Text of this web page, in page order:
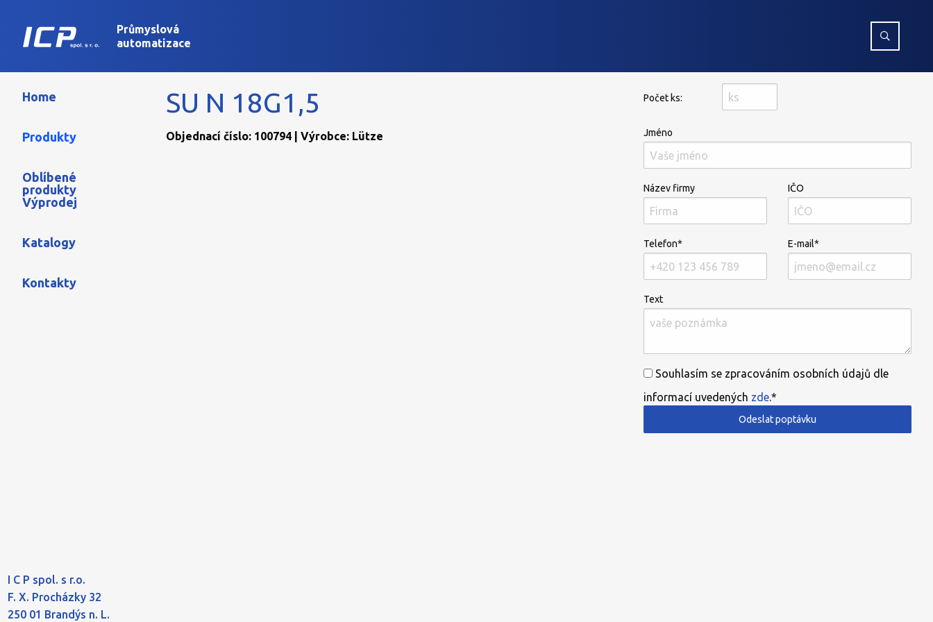
Průmyslová
automatizace
Home
Produkty
Oblíbené
produkty
Výprodej
Katalogy
Kontakty
I C P spol. s r.o.
F. X. Procházky 32
250 01 Brandýs n. L.
SU N 18G1,5
Objednací číslo: 100794 | Výrobce: Lütze
Počet ks:
Jméno
Název firmy IČO
Telefon* E-mail*
Text
Souhlasím se zpracováním osobních údajů dle
informací uvedených zde.*